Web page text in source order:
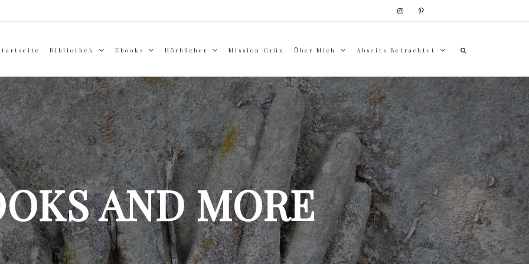
Bibliothek Ebooks Hörbücher Mission Grün Über Mich Abseits Betrachtet
AND MORE